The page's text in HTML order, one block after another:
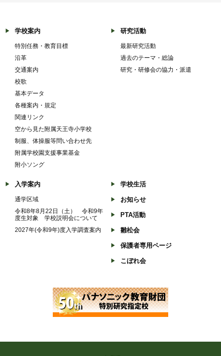
学校案内
特別任務・教育目標
沿革
交通案内
校歌
基本データ
各種案内・規定
関連リンク
空から見た附属天王寺小学校
制服、体操服等問い合わせ先
附属学校園支援事業基金
附小ソング
研究活動
最新研究活動
過去のテーマ・総論
研究・研修会の協力・派遣
入学案内
通学区域
令和8年8月22日（土） 令和9年
度生対象 学校説明会について
2027年(令和9年)度入学調査案内
学校生活
お知らせ
PTA活動
雛松会
保護者専用ページ
こぼれ会